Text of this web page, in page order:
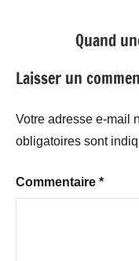
Quand
Laisser un
Votre adresse e-mail
obligatoires sont
Commentaire *